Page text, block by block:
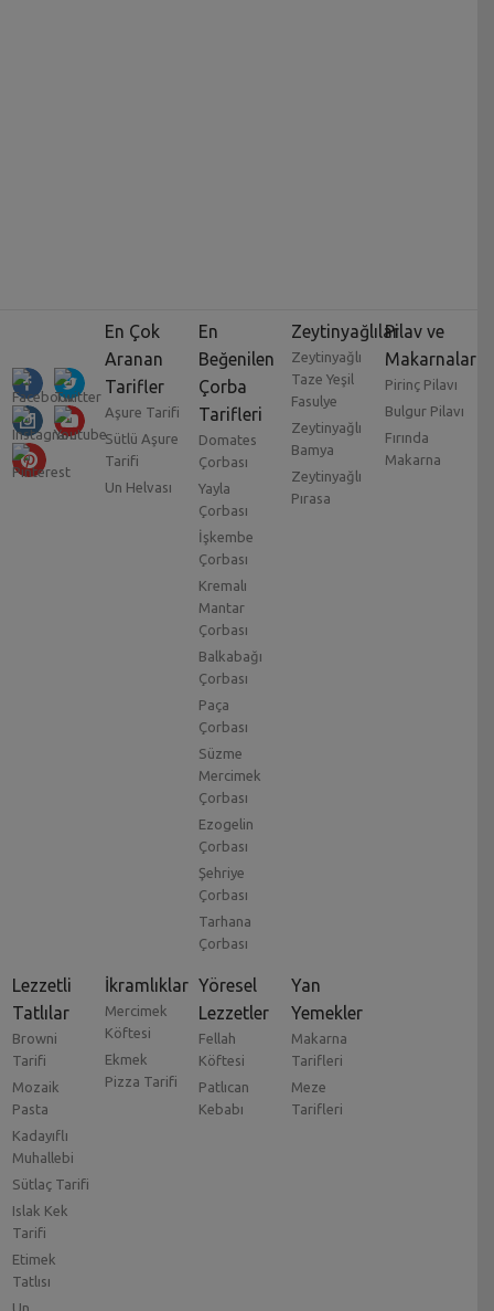
En Çok
Aranan
Tarifler
Aşure Tarifi
Sütlü Aşure
Tarifi
Un Helvası
En
Beğenilen
Çorba
Tarifleri
Domates
Çorbası
Yayla
Çorbası
İşkembe
Çorbası
Kremalı
Mantar
Çorbası
Balkabağı
Çorbası
Paça
Çorbası
Süzme
Mercimek
Çorbası
Ezogelin
Çorbası
Şehriye
Çorbası
Tarhana
Çorbası
Zeytinyağlılar
Zeytinyağlı
Taze Yeşil
Fasulye
Zeytinyağlı
Bamya
Zeytinyağlı
Pırasa
Pilav ve
Makarnalar
Pirinç Pilavı
Bulgur Pilavı
Fırında
Makarna
Lezzetli
Tatlılar
Browni
Tarifi
Mozaik
Pasta
Kadayıflı
Muhallebi
Sütlaç Tarifi
Islak Kek
Tarifi
Etimek
Tatlısı
İkramlıklar
Mercimek
Köftesi
Ekmek
Pizza Tarifi
Yöresel
Lezzetler
Fellah
Köftesi
Patlıcan
Kebabı
Yan
Yemekler
Makarna
Tarifleri
Meze
Tarifleri